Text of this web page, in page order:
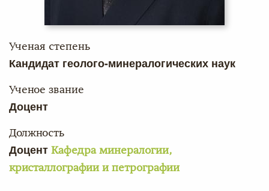
Ученая степень
Кандидат геолого-минералогических наук
Ученое звание
Доцент
Должность
Доцент Кафедра минералогии,
кристаллографии и петрографии